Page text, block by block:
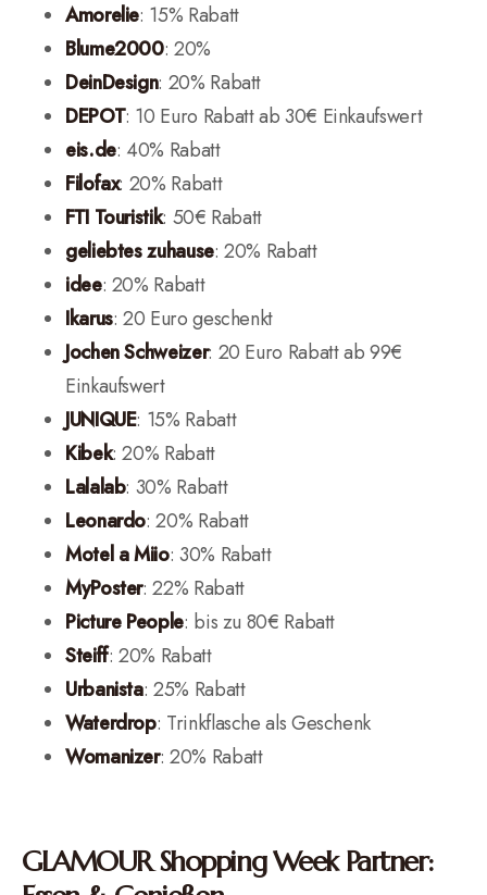
Amorelie: 15% Rabatt
Blume2000: 20%
DeinDesign: 20% Rabatt
DEPOT: 10 Euro Rabatt ab 30€ Einkaufswert
eis.de: 40% Rabatt
Filofax: 20% Rabatt
FTI Touristik: 50€ Rabatt
geliebtes zuhause: 20% Rabatt
idee: 20% Rabatt
Ikarus: 20 Euro geschenkt
Jochen Schweizer: 20 Euro Rabatt ab 99€
Einkaufswert
JUNIQUE: 15% Rabatt
Kibek: 20% Rabatt
Lalalab: 30% Rabatt
Leonardo: 20% Rabatt
Motel a Miio: 30% Rabatt
MyPoster: 22% Rabatt
Picture People: bis zu 80€ Rabatt
Steiff: 20% Rabatt
Urbanista: 25% Rabatt
Waterdrop: Trinkflasche als Geschenk
Womanizer: 20% Rabatt
GLAMOUR Shopping Week Partner: